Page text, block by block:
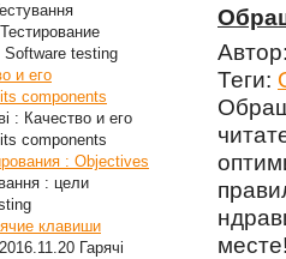
Software testing
и его
components
: Качество и его
components
: Objectives
: цели
клавиши
2016.11.20 Гарячі
Теги: